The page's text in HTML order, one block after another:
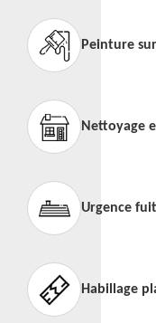
Peinture
Nettoyage
Urgence
Habillage